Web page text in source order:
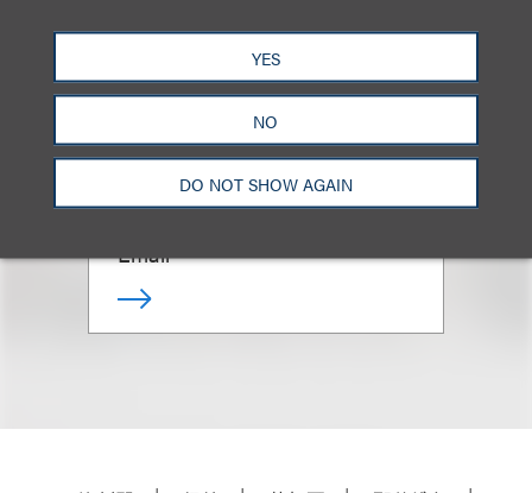
YES
NO
DO NOT SHOW AGAIN
David G. Mallen
Co-Chair, Advertising Disputes;
Chair, Retail & Consumer
Brands
Email